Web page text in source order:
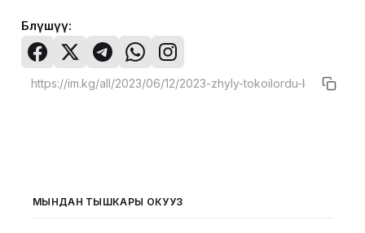
Бөлүшүү:
МЫНДАН ТЫШКАРЫ ОКУҢУЗ